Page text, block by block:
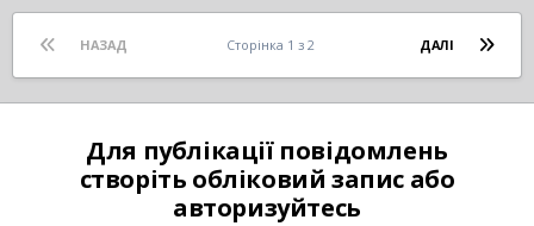
НАЗАД ДАЛІ
Сторінка 1 з 2
Для публікації повідомлень
створіть обліковий запис або
авторизуйтесь